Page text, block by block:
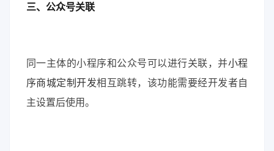
三、公众号关联
同一主体的小程序和公众号可以进行关联，并小程
序商城定制开发相互跳转，该功能需要经开发者自
主设置后使用。